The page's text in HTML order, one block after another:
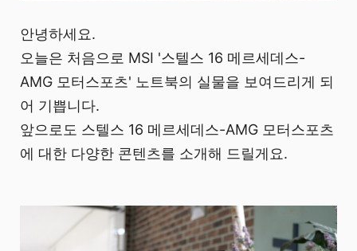
안녕하세요.
오늘은 처음으로 MSI '스텔스 16 메르세데스-
AMG 모터스포츠' 노트북의 실물을 보여드리게 되
어 기쁩니다.
앞으로도 스텔스 16 메르세데스-AMG 모터스포츠
에 대한 다양한 콘텐츠를 소개해 드릴게요.